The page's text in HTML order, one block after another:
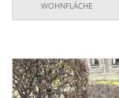
WOHNFLÄCHE